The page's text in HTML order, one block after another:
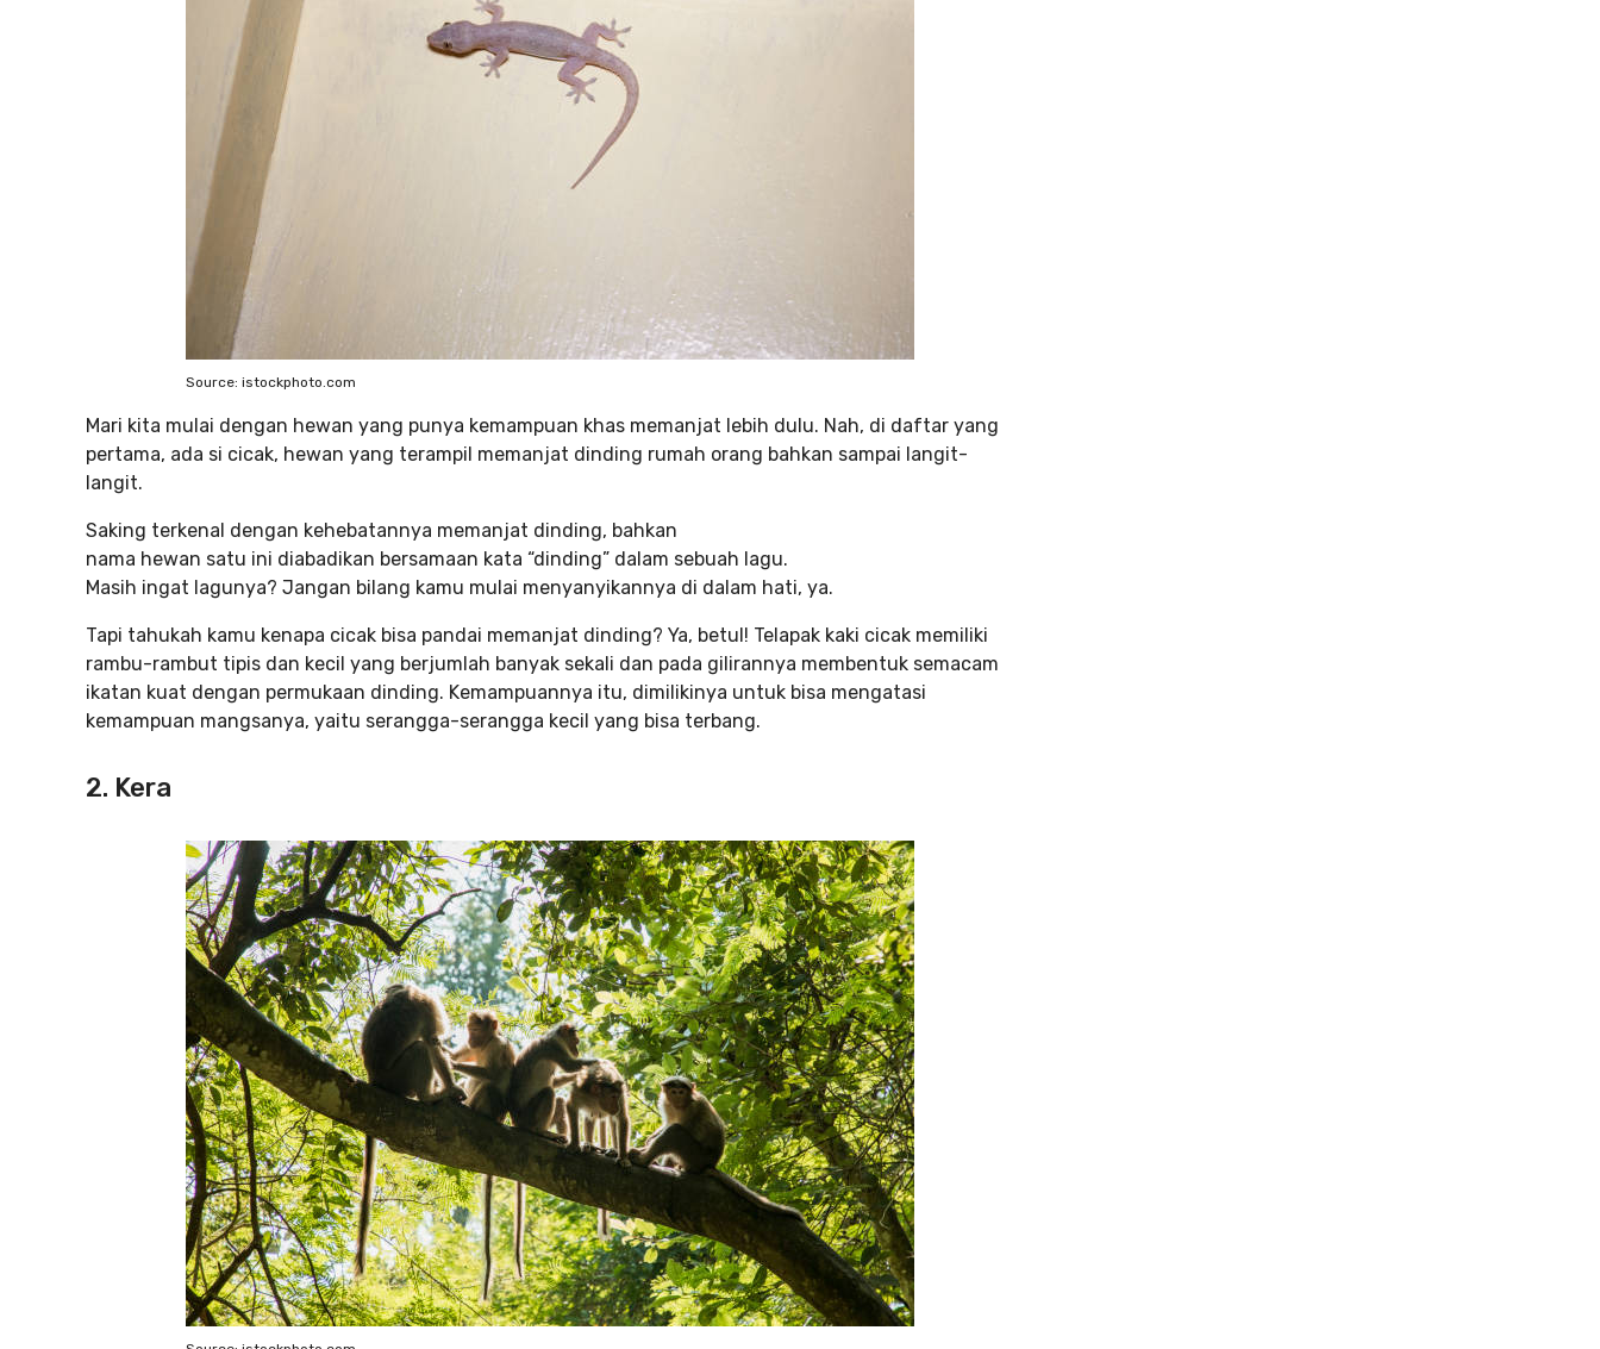
Source: istockphoto.com
Mari kita mulai dengan hewan yang punya kemampuan khas memanjat lebih dulu. Nah, di daftar yang
pertama, ada si cicak, hewan yang terampil memanjat dinding rumah orang bahkan sampai langit-
langit.
Saking terkenal dengan kehebatannya memanjat dinding, bahkan
nama hewan satu ini diabadikan bersamaan kata “dinding” dalam sebuah lagu.
Masih ingat lagunya? Jangan bilang kamu mulai menyanyikannya di dalam hati, ya.
Tapi tahukah kamu kenapa cicak bisa pandai memanjat dinding? Ya, betul! Telapak kaki cicak memiliki
rambu-rambut tipis dan kecil yang berjumlah banyak sekali dan pada gilirannya membentuk semacam
ikatan kuat dengan permukaan dinding. Kemampuannya itu, dimilikinya untuk bisa mengatasi
kemampuan mangsanya, yaitu serangga-serangga kecil yang bisa terbang.
2. Kera